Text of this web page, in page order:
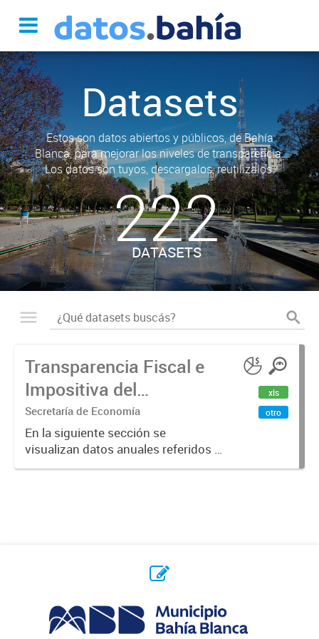
Datasets
Estos son datos abiertos y públicos, de Bahía
Blanca, para mejorar los niveles de transparencia.
Los datos son tuyos, descargalos, reutilizalos.
222
DATASETS
Transparencia Fiscal e
Impositiva del
Municipio. Año 2023
Secretaría de Economía
En la siguiente sección se
visualizan datos anuales referidos a
la transparencia fiscal e impositiva
xls
otro